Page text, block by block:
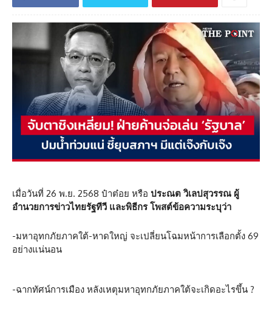
เมื่อวันที่ 26 พ.ย. 2568 ป๋าต๋อย หรือ ประณต วิเลปสุวรรณ ผู้
อำนวยการข่าวไทยรัฐทีวี และพิธีกร โพสต์ข้อความระบุว่า
-มหาอุทกภัยภาคใต้-หาดใหญ่ จะเปลี่ยนโฉมหน้าการเลือกตั้ง 69
อย่างแน่นอน
-ฉากทัศน์การเมือง หลังเหตุมหาอุทกภัยภาคใต้จะเกิดอะไรขึ้น ?